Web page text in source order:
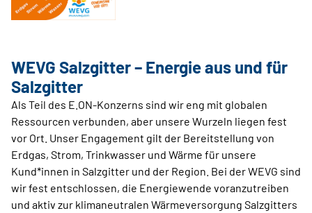
WEVG Salzgitter – Energie aus und für
Salzgitter
Als Teil des E.ON-Konzerns sind wir eng mit globalen
Ressourcen verbunden, aber unsere Wurzeln liegen fest
vor Ort. Unser Engagement gilt der Bereitstellung von
Erdgas, Strom, Trinkwasser und Wärme für unsere
Kund*innen in Salzgitter und der Region. Bei der WEVG sind
wir fest entschlossen, die Energiewende voranzutreiben
und aktiv zur klimaneutralen Wärmeversorgung Salzgitters